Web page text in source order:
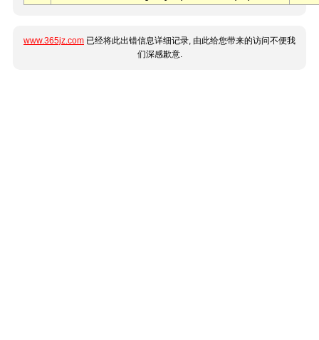
www.365jz.com 已经将此出错信息详细记录, 由此给您带来的访问不便我
们深感歉意.